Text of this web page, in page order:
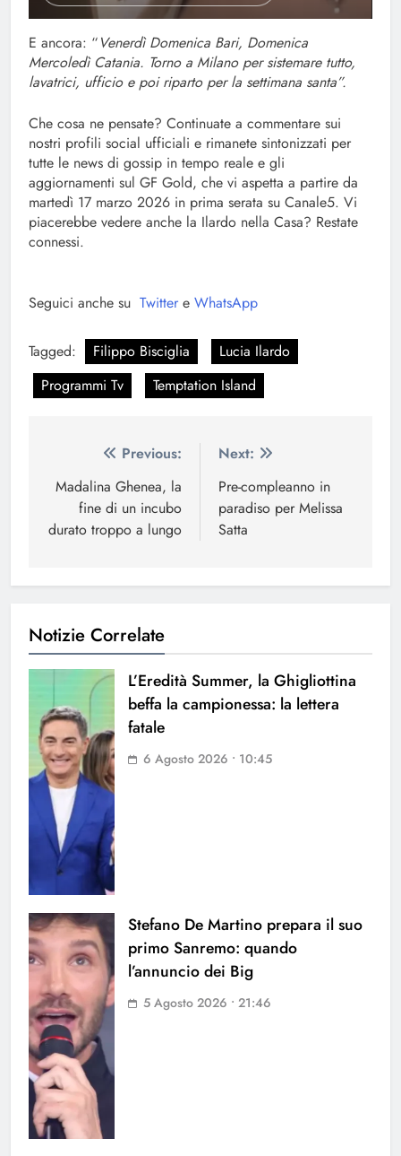
E ancora: “Venerdì Domenica Bari, Domenica
Mercoledì Catania. Torno a Milano per sistemare tutto,
lavatrici, ufficio e poi riparto per la settimana santa”.
Che cosa ne pensate? Continuate a commentare sui
nostri profili social ufficiali e rimanete sintonizzati per
tutte le news di gossip in tempo reale e gli
aggiornamenti sul GF Gold, che vi aspetta a partire da
martedì 17 marzo 2026 in prima serata su Canale5. Vi
piacerebbe vedere anche la Ilardo nella Casa? Restate
connessi.
Seguici anche su Twitter e WhatsApp
Tagged: Filippo Bisciglia
Lucia Ilardo
Programmi Tv
Temptation Island
Navigazione
articoli
Previous:
Madalina Ghenea, la
fine di un incubo
durato troppo a lungo
Next:
Pre-compleanno in
paradiso per Melissa
Satta
Notizie Correlate
L’Eredità Summer, la Ghigliottina
beffa la campionessa: la lettera
fatale
6 Agosto 2026 • 10:45
Stefano De Martino prepara il suo
primo Sanremo: quando
l’annuncio dei Big
5 Agosto 2026 • 21:46